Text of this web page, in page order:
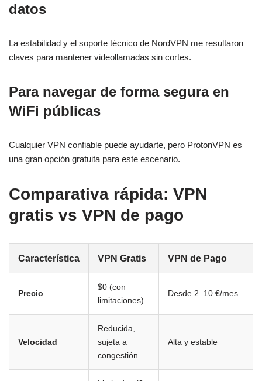
datos
La estabilidad y el soporte técnico de NordVPN me resultaron
claves para mantener videollamadas sin cortes.
Para navegar de forma segura en
WiFi públicas
Cualquier VPN confiable puede ayudarte, pero ProtonVPN es
una gran opción gratuita para este escenario.
Comparativa rápida: VPN
gratis vs VPN de pago
Característica VPN Gratis VPN de Pago
Precio
$0 (con
limitaciones)
Desde 2–10 €/mes
Velocidad
Reducida,
sujeta a
congestión
Alta y estable